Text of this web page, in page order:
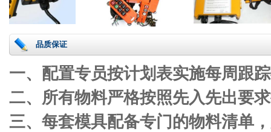
品质保证
一、配置专员按计划表实施每周跟
二、所有物料严格按照先入先出要
三、每套模具配备专门的物料清单